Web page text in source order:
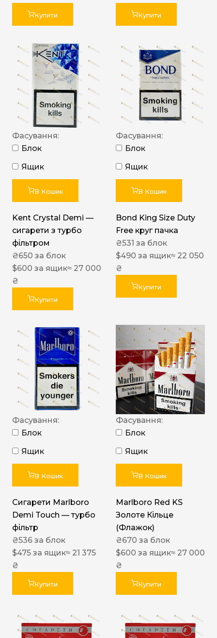
Купити Купити
Фасування:
Блок
Ящик
В Кошик
Kent Crystal Demi —
сигарети з турбо
фільтром
₴650 за блок
$600 за ящик≈ 27 000
₴
Купити
Фасування:
Блок
Ящик
В Кошик
Bond King Size Duty
Free круг пачка
₴531 за блок
$490 за ящик≈ 22 050
₴
Купити
Фасування:
Блок
Ящик
В Кошик
Сигарети Marlboro
Demi Touch — турбо
фільтр
₴536 за блок
$475 за ящик≈ 21 375
₴
Купити
Фасування:
Блок
Ящик
В Кошик
Marlboro Red KS
Золоте Кільце
(Флажок)
₴670 за блок
$600 за ящик≈ 27 000
₴
Купити